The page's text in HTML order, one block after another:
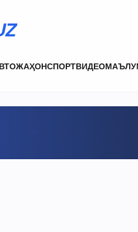
ЖАҲОНСПОРТВИДЕО